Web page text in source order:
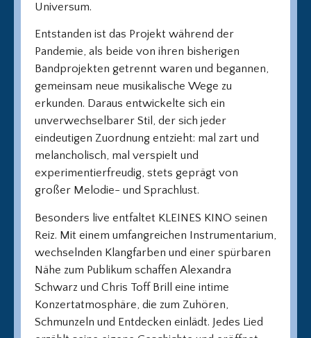
Universum.
Entstanden ist das Projekt während der
Pandemie, als beide von ihren bisherigen
Bandprojekten getrennt waren und begannen,
gemeinsam neue musikalische Wege zu
erkunden. Daraus entwickelte sich ein
unverwechselbarer Stil, der sich jeder
eindeutigen Zuordnung entzieht: mal zart und
melancholisch, mal verspielt und
experimentierfreudig, stets geprägt von
großer Melodie- und Sprachlust.
Besonders live entfaltet KLEINES KINO seinen
Reiz. Mit einem umfangreichen Instrumentarium,
wechselnden Klangfarben und einer spürbaren
Nähe zum Publikum schaffen Alexandra
Schwarz und Chris Toff Brill eine intime
Konzertatmosphäre, die zum Zuhören,
Schmunzeln und Entdecken einlädt. Jedes Lied